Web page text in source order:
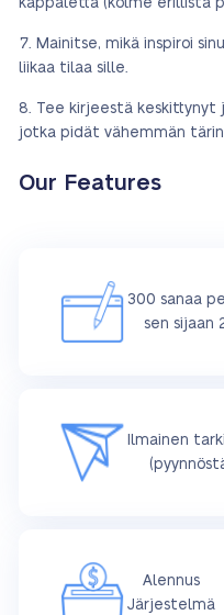
kappaletta (kolme erillistä
Mainitse, mikä inspiroi
liikaa tilaa sille.
Tee kirjeestä keskittynyt
jotka pidät vähemmän
Our Features
300 sanaa
sen sijaan
Ilmainen
Alennus
Järjestelmä